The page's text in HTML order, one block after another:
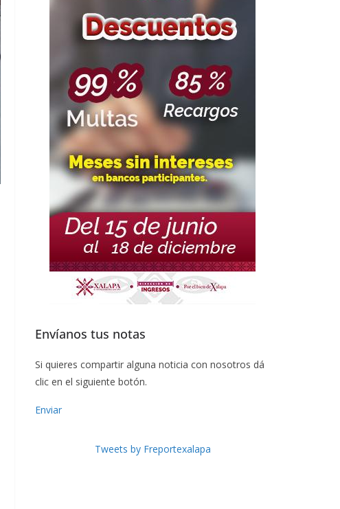
Envíanos tus notas
Si quieres compartir alguna noticia con nosotros dá
clic en el siguiente botón.
Enviar
Tweets by Freportexalapa